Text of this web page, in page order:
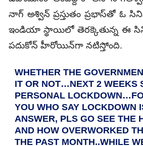
నాగ్‌ అశ్విన్‌ ప్రస్తుతం ప్రభాస్‌తో ఓ
ఇండియా స్థాయిలో తెరక్కెతున్న ఈ
పదుకోన్ హీరోయిన్‌గా నటిస్తోంది.
WHETHER THE
IT OR NOT…NEXT 2 WEEKS
PERSONAL
YOU WHO SAY LOCKDOWN
ANSWER, PLS GO SEE THE
AND HOW OVERWORKED
THE PAST MONTH..WHILE